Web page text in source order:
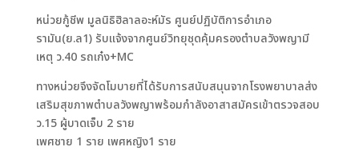
หน่วยกู้ชีพ มูลนิธิฮิลาลอะห์มัร ศูนย์ปฏิบัติการอำเภอ
รามัน(ย.ล1) รับแจ้งจากศูนย์วิทยุชุดคุ้มครองตำบลวังพญามี
เหตุ ว.40 รถเก๋ง+MC
ทางหน่วยจึงจัดโมบายที่ได้รับการสนับสนุนจากโรงพยาบาลส่ง
เสริมสุขภาพตำบลวังพญาพร้อมกำลังอาสาสมัครเข้าตรวจสอบ
ว.15 ผู้บาดเจ็บ 2 ราย
เพศชาย 1 ราย เพศหญิง1 ราย